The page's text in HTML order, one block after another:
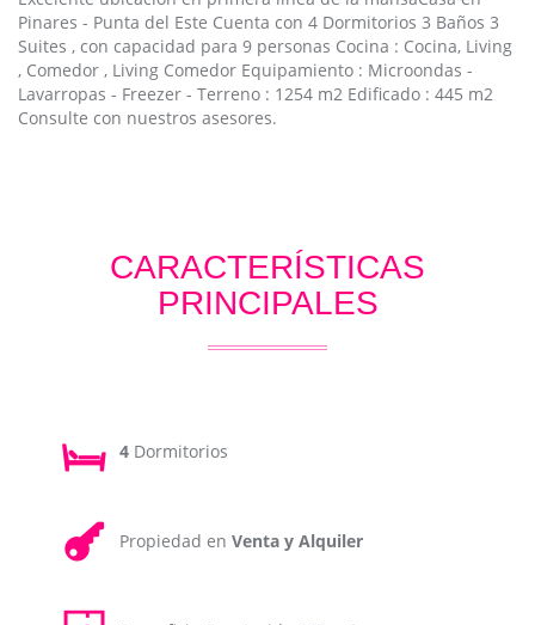
Pinares - Punta del Este Cuenta con 4 Dormitorios 3 Baños 3
Suites , con capacidad para 9 personas Cocina : Cocina, Living
, Comedor , Living Comedor Equipamiento : Microondas -
Lavarropas - Freezer - Terreno : 1254 m2 Edificado : 445 m2
Consulte con nuestros asesores.
CARACTERÍSTICAS
PRINCIPALES
4 Dormitorios
Propiedad en Venta y Alquiler